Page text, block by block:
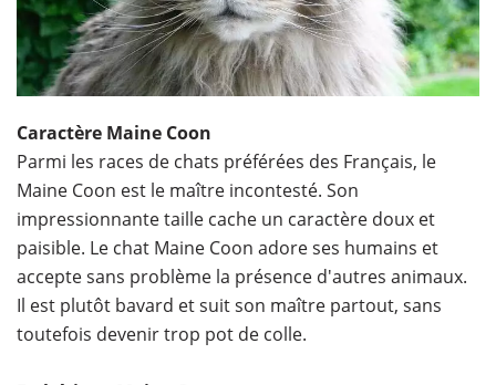
Caractère Maine Coon
Parmi les races de chats préférées des Français, le
Maine Coon est le maître incontesté. Son
impressionnante taille cache un caractère doux et
paisible. Le chat Maine Coon adore ses humains et
accepte sans problème la présence d'autres animaux.
Il est plutôt bavard et suit son maître partout, sans
toutefois devenir trop pot de colle.​​